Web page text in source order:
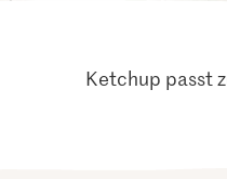
Ketchup passt